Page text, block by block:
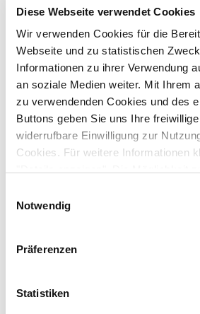
Diese Webseite verwendet Cookies
Wir verwenden Cookies für die
Webseite und zu statistischen
Informationen zu ihrer Verwendung
an soziale Medien weiter. Mit Ihrem
zu verwendenden Cookies und des
Buttons geben Sie uns Ihre
widerrufbare Einwilligung zur
Cookies. Für weitere Informationen
Datenschutzerklärung
Notwendig
Präferenzen
Statistiken
Kammerversammlung der Ärztekammer
Delegierten bei der Abstimmung. Foto: Jochen
Entschließungen der
2016 im Wortlaut
Nordrhein: Aktuelle Themen der Berufs-